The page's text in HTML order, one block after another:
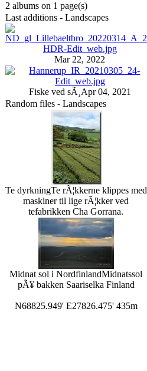
2 albums on 1 page(s)
Last additions - Landscapes
Mar 22, 2022
Fiske ved sÃ¸ Apr 04, 2021
Random files - Landscapes
Te dyrkningTe rÃ¦kkerne klippes med
maskiner til lige rÃ¦kker ved
tefabrikken Cha Gorrana.
Midnat sol i NordfinlandMidnatssol
pÃ¥ bakken Saariselka Finland
N68825.949' E27826.475' 435m